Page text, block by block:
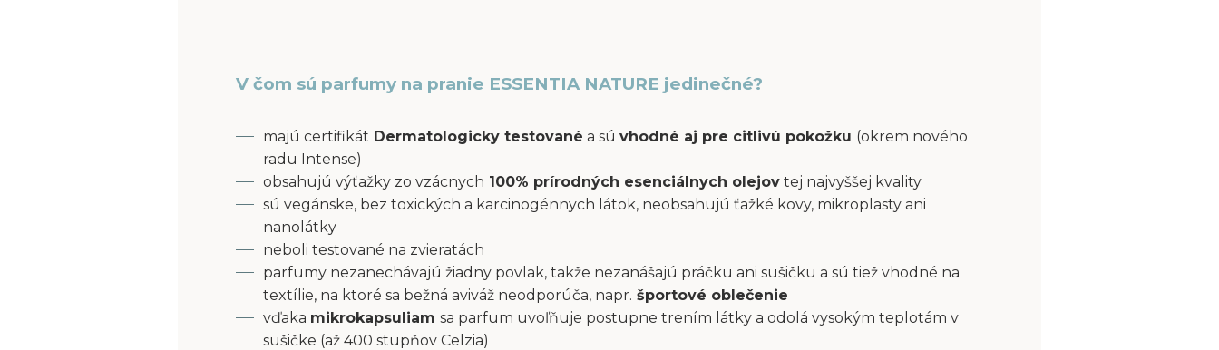
V čom sú parfumy na pranie ESSENTIA NATURE jedinečné?
majú certifikát Dermatologicky testované a sú vhodné aj pre citlivú pokožku (okrem nového
radu Intense)
obsahujú výťažky zo vzácnych 100% prírodných esenciálnych olejovtej najvyššej kvality
sú vegánske, bez toxických a karcinogénnych látok, neobsahujú ťažké kovy, mikroplasty ani
nanolátky
neboli testované na zvieratách
parfumy nezanechávajú žiadny povlak, takže nezanášajú práčku ani sušičku a sú tiež vhodné na
textílie, na ktoré sa bežná aviváž neodporúča, napr. športové oblečenie
vďaka mikrokapsuliam sa parfum uvoľňuje postupne trením látky a odolá vysokým teplotám v
sušičke (až 400 stupňov Celzia)